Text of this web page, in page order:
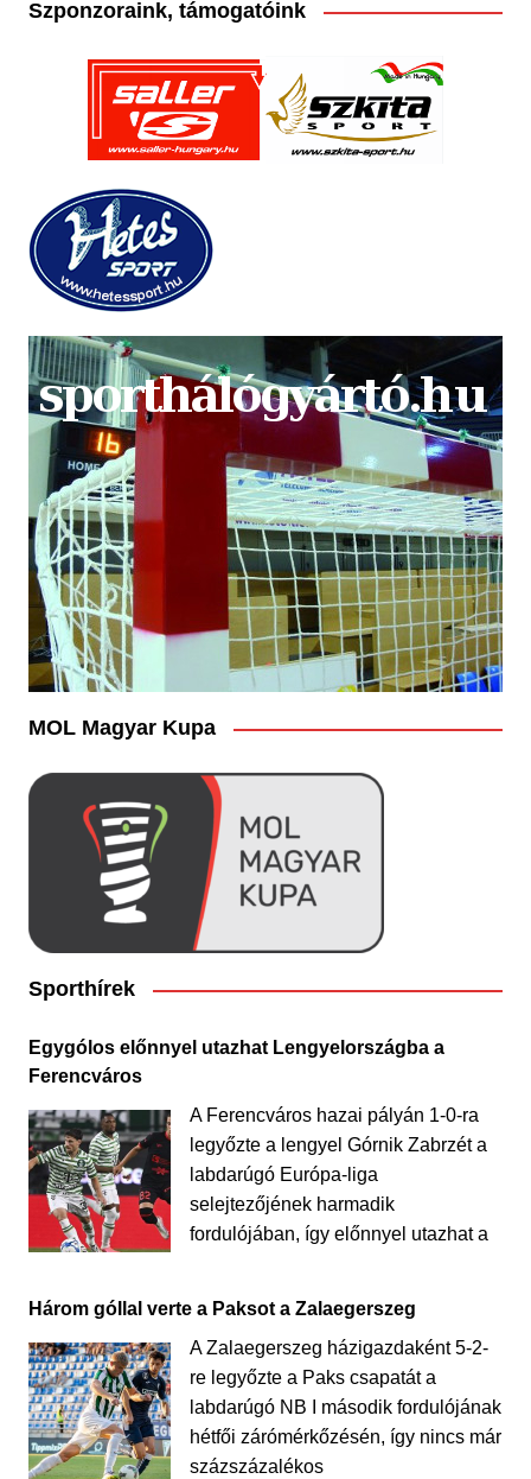
Szponzoraink, támogatóink
MOL Magyar Kupa
Sporthírek
Egygólos előnnyel utazhat Lengyelországba a
Ferencváros
A Ferencváros hazai pályán 1-0-ra
legyőzte a lengyel Górnik Zabrzét a
labdarúgó Európa-liga
selejtezőjének harmadik
fordulójában, így előnnyel utazhat a
Három góllal verte a Paksot a Zalaegerszeg
A Zalaegerszeg házigazdaként 5-2-
re legyőzte a Paks csapatát a
labdarúgó NB I második fordulójának
hétfői zárómérkőzésén, így nincs már
százszázalékos